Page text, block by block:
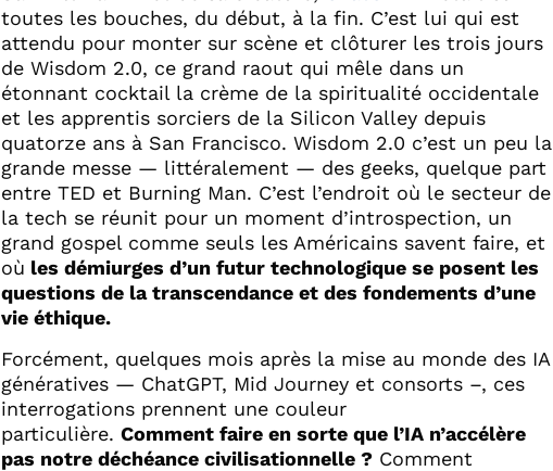
toutes les bouches, du début, à la fin. C’est lui qui est
attendu pour monter sur scène et clôturer les trois jours
de Wisdom 2.0, ce grand raout qui mêle dans un
étonnant cocktail la crème de la spiritualité occidentale
et les apprentis sorciers de la Silicon Valley depuis
quatorze ans à San Francisco. Wisdom 2.0 c’est un peu la
grande messe — littéralement — des geeks, quelque part
entre TED et Burning Man. C’est l’endroit où le secteur de
la tech se réunit pour un moment d’introspection, un
grand gospel comme seuls les Américains savent faire, et
où les démiurges d’un futur technologique se posent les
questions de la transcendance et des fondements d’une
vie éthique.
Forcément, quelques mois après la mise au monde des IA
génératives — ChatGPT, Mid Journey et consorts –, ces
interrogations prennent une couleur
particulière. Comment faire en sorte que l’IA n’accélère
pas notre déchéance civilisationnelle ?Comment